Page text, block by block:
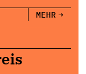
MEHR